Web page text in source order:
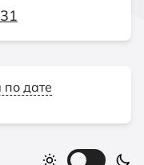
31
дате